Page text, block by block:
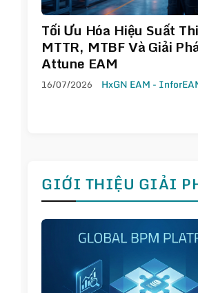
Tối Ưu Hóa Hiệu Suất
MTTR, MTBF Và Giải
Attune EAM
16/07/2026 HxGN EAM -
GIỚI THIỆU GIẢI